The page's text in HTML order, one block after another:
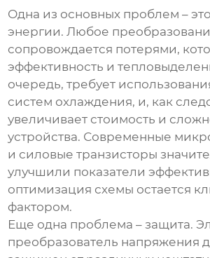
Одна из основных проблем –
энергии. Любое
сопровождается потерями,
эффективность и
очередь, требует
систем охлаждения, и, как
увеличивает стоимость и
устройства. Современные
и силовые транзисторы
улучшили показатели
оптимизация схемы остается
фактором.
Еще одна проблема – защита.
преобразователь напряжения